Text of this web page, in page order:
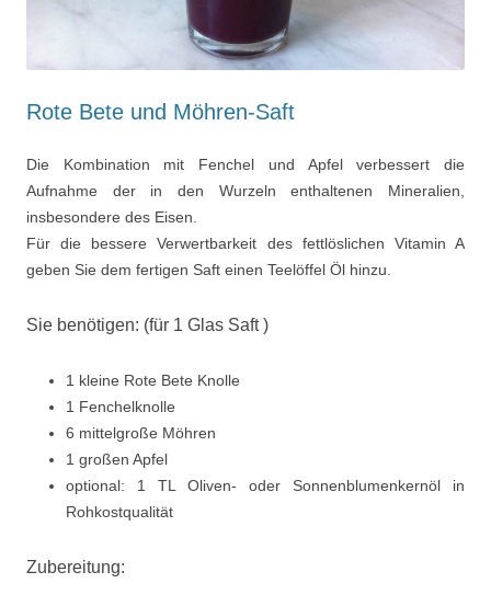
Rote Bete und Möhren-Saft
Die Kombination mit Fenchel und Apfel verbessert die
Aufnahme der in den Wurzeln enthaltenen Mineralien,
insbesondere des Eisen.
Für die bessere Verwertbarkeit des fettlöslichen Vitamin A
geben Sie dem fertigen Saft einen Teelöffel Öl hinzu.
Sie benötigen: (für 1 Glas Saft )
1 kleine Rote Bete Knolle
1 Fenchelknolle
6 mittelgroße Möhren
1 großen Apfel
optional: 1 TL Oliven- oder Sonnenblumenkernöl in
Rohkostqualität
Zubereitung: